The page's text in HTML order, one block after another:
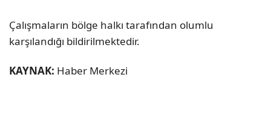
Çalışmaların bölge halkı tarafından olumlu
karşılandığı bildirilmektedir.
KAYNAK: Haber Merkezi